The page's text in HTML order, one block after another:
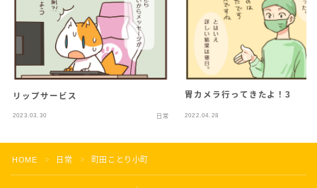
リップサービス
2023.03.30 日常
胃カメラ行ってきたよ！3
2022.04.28
HOME ＞ 日常 ＞ 町田ことり小町